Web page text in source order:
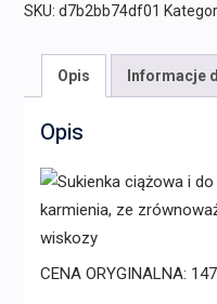
SKU: d7b2bb74df01
Opis Informacje
Opis
CENA ORYGINALNA: